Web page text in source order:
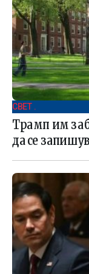
СВЕТ .
Трамп им
да се